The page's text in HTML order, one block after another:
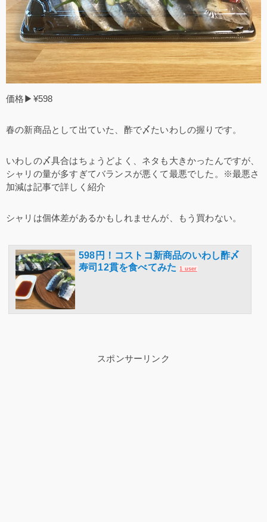
価格▶¥598
春の新商品として出ていた、酢で〆たいわしの握りです。
いわしの〆具合はちょうどよく、ネタも大きかったんですが、
シャリの量が多すぎてバランスが悪くて最悪でした。※最悪さ
加減は記事で詳しく紹介
シャリは個体差があるかもしれませんが、もう買わない。
598円！コストコ新商品のいわし酢〆
寿司12貫を食べてみた
1 user
スポンサーリンク